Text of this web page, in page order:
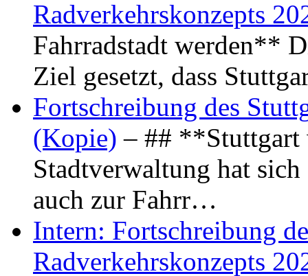
Radverkehrskonzepts
Fahrradstadt werden**
Ziel gesetzt, dass
Fortschreibung des
(Kopie) – ## **Stuttgart
Stadtverwaltung hat
auch zur Fahrr…
Intern: Fortschreibung
Radverkehrskonzepts